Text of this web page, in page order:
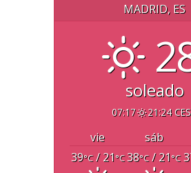
MADRID, ES
soleado
07:17 21:24
vie sáb
39°C/ 21°C38°C/ 21°C